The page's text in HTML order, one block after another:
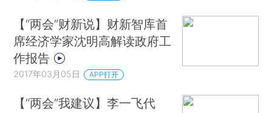
【“两会”财新说】财新智库首
席经济学家沈明高解读政府工
作报告
2017年03月05日 APP打开
【“两会”我建议】李一飞代